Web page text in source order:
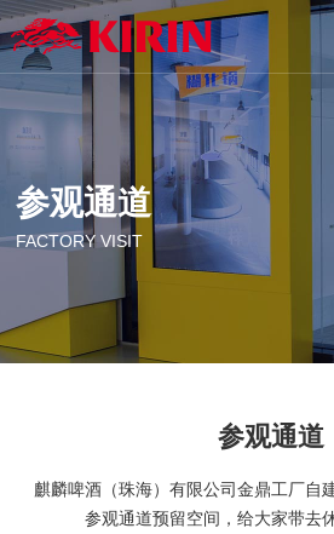
参观通道
FACTORY VISIT
参观通道
麒麟啤酒（珠海）有限公司金鼎工厂自
参观通道预留空间，给大家带去